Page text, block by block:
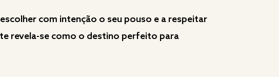
com intenção o seu pouso e a respeitar
revela-se como o destino perfeito para